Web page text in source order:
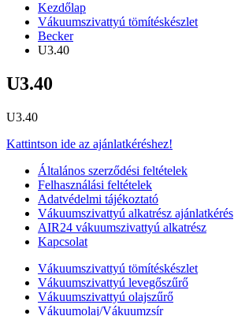
Kezdőlap
Vákuumszivattyú tömítéskészlet
Becker
U3.40
U3.40
U3.40
Kattintson ide az ajánlatkéréshez!
Általános szerződési feltételek
Felhasználási feltételek
Adatvédelmi tájékoztató
Vákuumszivattyú alkatrész ajánlatkérés
AIR24 vákuumszivattyú alkatrész
Kapcsolat
Vákuumszivattyú tömítéskészlet
Vákuumszivattyú levegőszűrő
Vákuumszivattyú olajszűrő
Vákuumolaj/Vákuumzsír